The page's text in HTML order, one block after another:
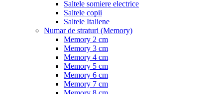
Saltele somiere electrice
Saltele copii
Saltele Italiene
Numar de straturi (Memory)
Memory 2 cm
Memory 3 cm
Memory 4 cm
Memory 5 cm
Memory 6 cm
Memory 7 cm